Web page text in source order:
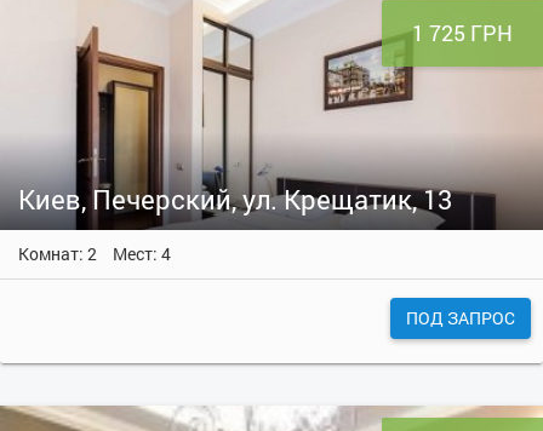
1 725 ГРН
Киев, Печерский, ул. Крещатик, 13
Комнат: 2 Мест: 4
ПОД ЗАПРОС